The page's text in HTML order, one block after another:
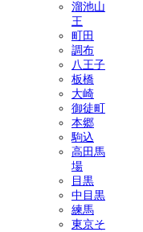
溜池山
王
町田
調布
八王子
板橋
大崎
御徒町
本郷
駒込
高田馬
場
目黒
中目黒
練馬
東京そ